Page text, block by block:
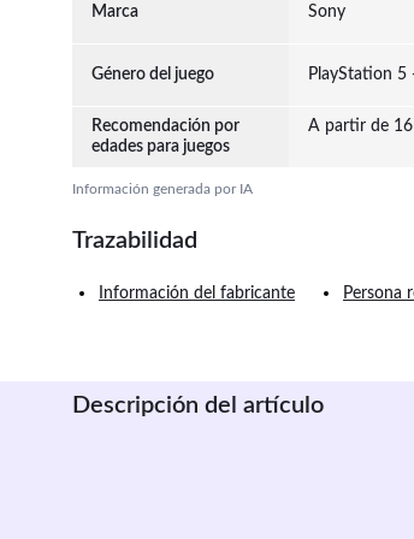
Marca Sony
Género del juego PlayStation 5
Recomendación por
edades para juegos
A partir de 16
Información generada por IA
Trazabilidad
Información del fabricante Persona
Descripción del artículo